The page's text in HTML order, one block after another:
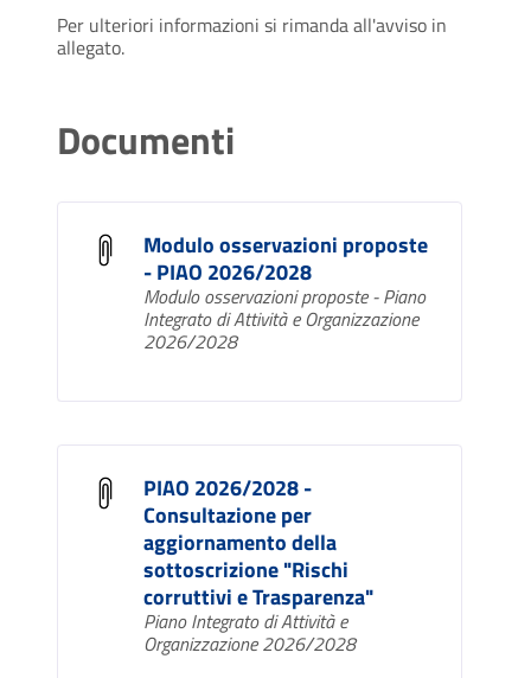
Per ulteriori informazioni si rimanda all'avviso in
allegato.
Documenti
Modulo osservazioni proposte
- PIAO 2026/2028
Modulo osservazioni proposte - Piano
Integrato di Attività e Organizzazione
2026/2028
PIAO 2026/2028 -
Consultazione per
aggiornamento della
sottoscrizione "Rischi
corruttivi e Trasparenza"
Piano Integrato di Attività e
Organizzazione 2026/2028